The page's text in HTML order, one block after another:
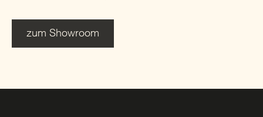
zum Showroom